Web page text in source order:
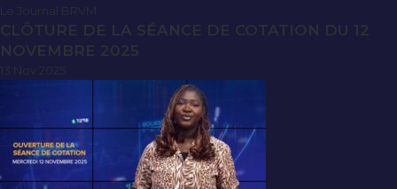
Le Journal BRVM
CLÔTURE DE LA SÉANCE DE COTATION DU 12
NOVEMBRE 2025